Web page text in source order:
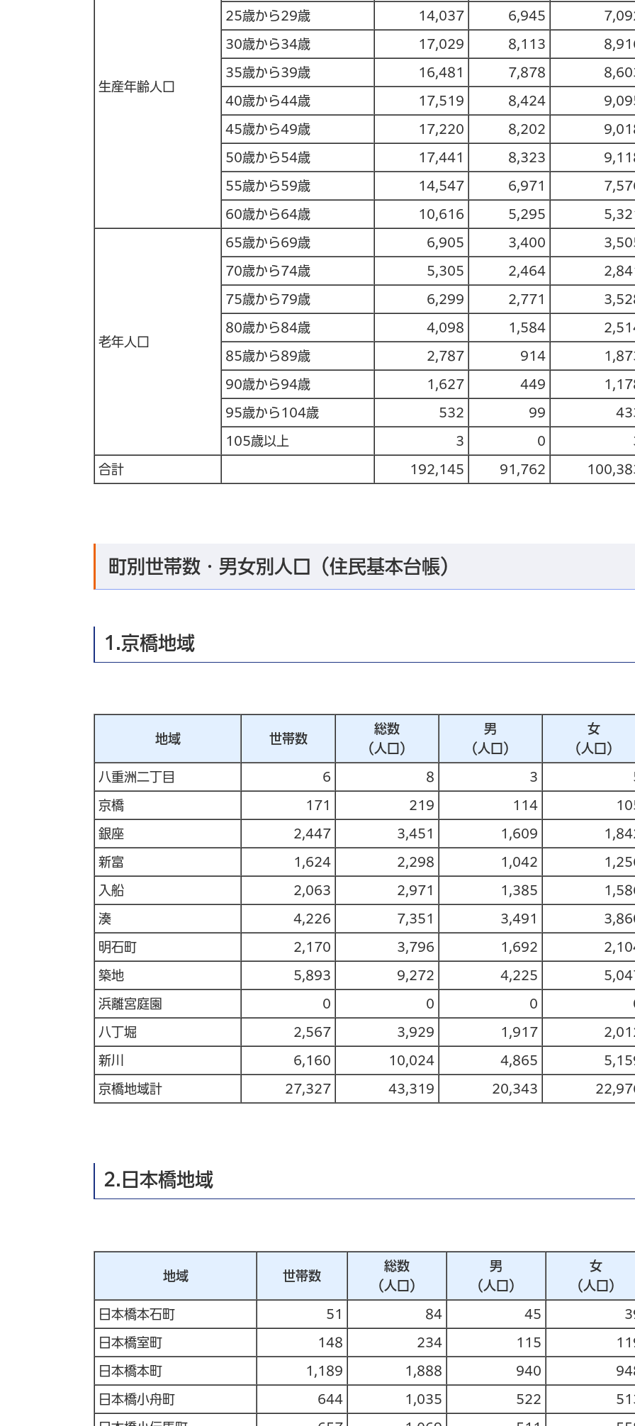
生産年齢人口
25歳から29歳 14,037 6,945
30歳から34歳 17,029 8,113
35歳から39歳 16,481 7,878
40歳から44歳 17,519 8,424
45歳から49歳 17,220 8,202
50歳から54歳 17,441 8,323
55歳から59歳 14,547 6,971
60歳から64歳 10,616 5,295
老年人口
65歳から69歳 6,905 3,400
70歳から74歳 5,305 2,464
75歳から79歳 6,299 2,771
80歳から84歳 4,098 1,584
85歳から89歳 2,787 914
90歳から94歳 1,627 449
95歳から104歳 532 99
105歳以上 3 0
合計 192,145 91,762
町別世帯数・男女別人口（住民基本台帳）
1.京橋地域
地域 世帯数
総数
（人口）
男
（人口）
女
（人口）
八重洲二丁目 6 8 3
京橋 171 219 114
銀座 2,447 3,451 1,609
新富 1,624 2,298 1,042
入船 2,063 2,971 1,385
湊 4,226 7,351 3,491
明石町 2,170 3,796 1,692
築地 5,893 9,272 4,225
浜離宮庭園 0 0 0
八丁堀 2,567 3,929 1,917
新川 6,160 10,024 4,865
京橋地域計 27,327 43,319 20,343
2.日本橋地域
地域 世帯数
総数
（人口）
男
（人口）
女
（人口）
日本橋本石町 51 84 45
日本橋室町 148 234 115
日本橋本町 1,189 1,888 940
日本橋小舟町 644 1,035 522